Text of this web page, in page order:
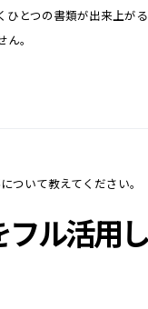
ひとつの書類が出来上が
。
ついて教えてください。
ル活用